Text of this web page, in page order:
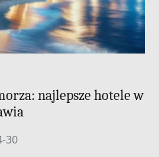
najlepsze hotele w
30